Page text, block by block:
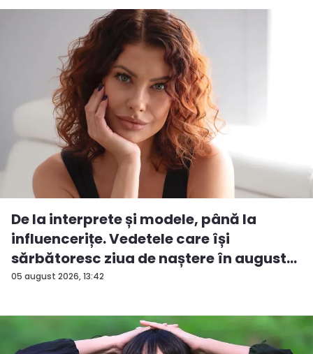
05 august 2026, 13:42
De la interprete și modele, până la
influencerițe. Vedetele care își
sărbătoresc ziua de naștere în august...